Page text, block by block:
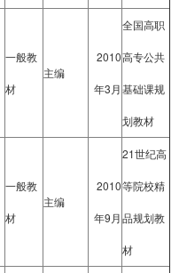
一般教
材
主编
2010
年3月
全国高职
高专公共
基础课规
划教材
一般教
材
主编
2010
年9月
21世纪高
等院校精
品规划教
材